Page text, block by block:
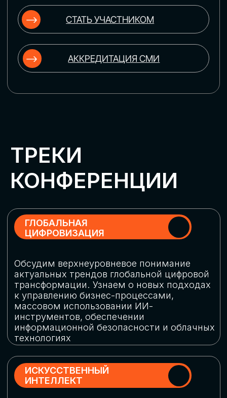
Выясним, как в наши дни уверенно
защищать свой бизнес от киберугроз
ЦИФРОВИЗАЦИЯ
МАРКЕТИНГА И ПРОДАЖ
Обменяемся опытом, какие ИИ-решения
в маркетинге и продажах наиболее
рекламными кампаниями показывают
наибольшую эффективность
комплексные решения для роста
производительности и кейсы
оптимизации процессов найма,
развития, оценки и удержания
РОБОТИЗАЦИЯ
Узнаем, в каких отраслях ИИ
«материализуется», какие роботы
решают сложные бизнес-задачи, а где
только обсуждают концепции
роботизации и потенциальные бюджеты
на тестирование образцов
ЦИФРОВИЗАЦИЯ
КЛИЕНТСКОГО СЕРВИСА
Разберем кейсы в сфере цифровизации